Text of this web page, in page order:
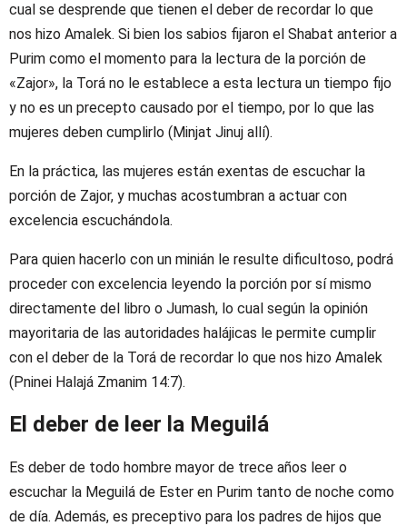
cual se desprende que tienen el deber de recordar lo que
nos hizo Amalek. Si bien los sabios fijaron el Shabat anterior a
Purim como el momento para la lectura de la porción de
«Zajor», la Torá no le establece a esta lectura un tiempo fijo
y no es un precepto causado por el tiempo, por lo que las
mujeres deben cumplirlo (Minjat Jinuj allí).
En la práctica, las mujeres están exentas de escuchar la
porción de Zajor, y muchas acostumbran a actuar con
excelencia escuchándola.
Para quien hacerlo con un minián le resulte dificultoso, podrá
proceder con excelencia leyendo la porción por sí mismo
directamente del libro o Jumash, lo cual según la opinión
mayoritaria de las autoridades halájicas le permite cumplir
con el deber de la Torá de recordar lo que nos hizo Amalek
(Pninei Halajá Zmanim 14:7).
El deber de leer la Meguilá
Es deber de todo hombre mayor de trece años leer o
escuchar la Meguilá de Ester en Purim tanto de noche como
de día. Además, es preceptivo para los padres de hijos que